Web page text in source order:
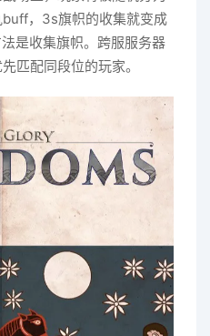
，3s旗帜的收集就变成
是收集旗帜。跨服服务器
匹配同段位的玩家。